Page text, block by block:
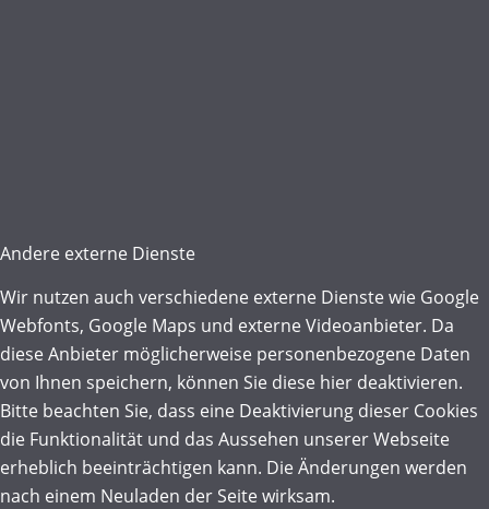
Andere externe Dienste
Wir nutzen auch verschiedene externe Dienste wie Google
Webfonts, Google Maps und externe Videoanbieter. Da
diese Anbieter möglicherweise personenbezogene Daten
von Ihnen speichern, können Sie diese hier deaktivieren.
Bitte beachten Sie, dass eine Deaktivierung dieser Cookies
die Funktionalität und das Aussehen unserer Webseite
erheblich beeinträchtigen kann. Die Änderungen werden
nach einem Neuladen der Seite wirksam.